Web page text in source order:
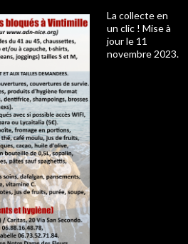
La collecte en
un clic ! Mise à
jour le 11
novembre 2023.